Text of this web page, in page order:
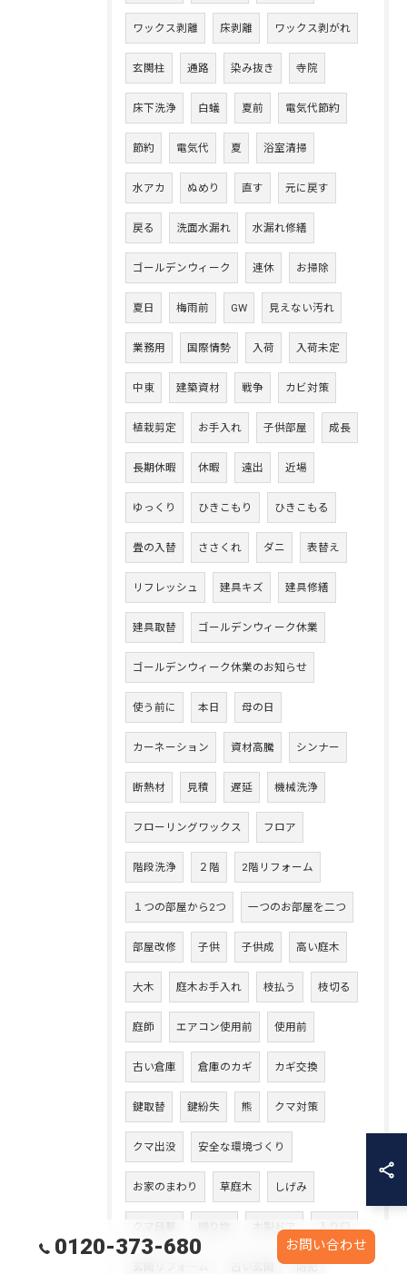
ワックス剥離 床剥離 ワックス剥がれ
玄関柱 通路 染み抜き 寺院
床下洗浄 白蟻 夏前 電気代節約
節約 電気代 夏 浴室清掃
水アカ ぬめり 直す 元に戻す
戻る 洗面水漏れ 水漏れ修繕
ゴールデンウィーク 連休 お掃除
夏日 梅雨前 GW 見えない汚れ
業務用 国際情勢 入荷 入荷未定
中東 建築資材 戦争 カビ対策
植栽剪定 お手入れ 子供部屋 成長
長期休暇 休暇 遠出 近場
ゆっくり ひきこもり ひきこもる
畳の入替 ささくれ ダニ 表替え
リフレッシュ 建具キズ 建具修繕
建具取替 ゴールデンウィーク休業
ゴールデンウィーク休業のお知らせ
使う前に 本日 母の日
カーネーション 資材高騰 シンナー
断熱材 見積 遅延 機械洗浄
フローリングワックス フロア
階段洗浄 ２階 2階リフォーム
１つの部屋から2つ 一つのお部屋を二つ
部屋改修 子供 子供成 高い庭木
大木 庭木お手入れ 枝払う 枝切る
庭師 エアコン使用前 使用前
古い倉庫 倉庫のカギ カギ交換
鍵取替 鍵紛失 熊 クマ対策
クマ出没 安全な環境づくり
お家のまわり 草庭木 しげみ
木製ドア 入り口
防犯
0120-373-680 お問い合わせ